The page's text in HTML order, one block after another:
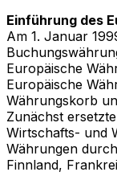
Einführung des
Am 1. Januar
Europäische
Europäische
Währungskorb
Zunächst
Wirtschafts- und
Währungen
Finnland,